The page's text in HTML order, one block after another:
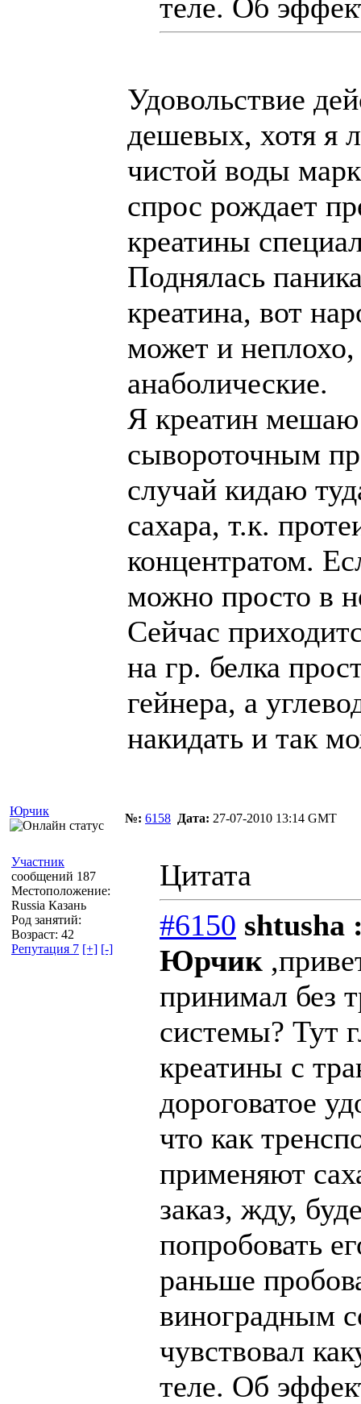
теле. Об
Удовольствие
дешевых, хотя я
чистой воды
спрос рождает
креатины
Поднялась
креатина, вот
может и
анаболические.
Я креатин мешаю
сывороточным
случай кидаю
сахара, т.к.
концентратом.
можно просто в
Сейчас
на гр. белка
гейнера, а
накидать и так
Юрчик
№: 6158 Дата: 27-07-2010 13:14 GMT
Участник
сообщений 187
Местоположение:
Russia Казань
Род занятий:
Возраст: 42
Репутация 7 [+] [-]
Цитата
#6150 shtusha
Юрчик
принимал без
системы? Тут
креатины с
дороговатое
что как
применяют
заказ, жду,
попробовать
раньше
виноградным
чувствовал
теле. Об